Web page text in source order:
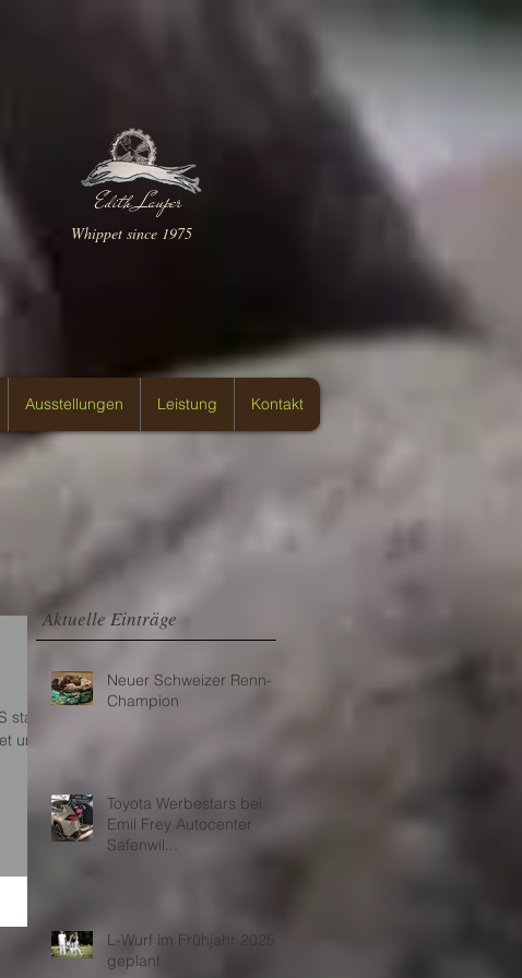
Edith Lauper
Whippet since 1975
Ausstellungen Leistung Kontakt
Aktuelle Einträge
Neuer Schweizer Renn-
Champion
Toyota Werbestars bei
Emil Frey Autocenter
Safenwil...
L-Wurf im Frühjahr 2025
geplant